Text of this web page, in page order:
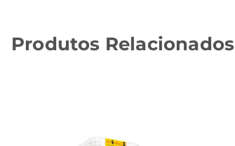
Produtos Relacionados